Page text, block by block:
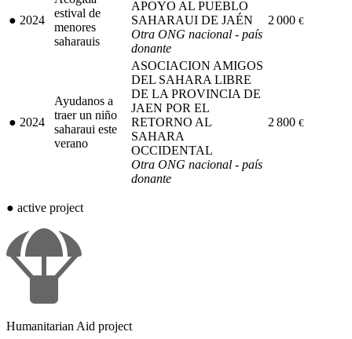
● 2024
estival de
menores
saharauis
APOYO AL PUEBLO
SAHARAUI DE JAÉN
Otra ONG nacional - país
donante
2 000 €
● 2024
Ayudanos a
traer un niño
saharaui este
verano
ASOCIACION AMIGOS
DEL SAHARA LIBRE
DE LA PROVINCIA DE
JAEN POR EL
RETORNO AL
SAHARA
OCCIDENTAL
Otra ONG nacional - país
donante
2 800 €
● active project
Humanitarian Aid project